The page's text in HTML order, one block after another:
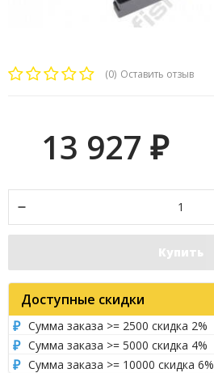
(0) Оставить отзыв
13 927 ₽
Купить
Доступные скидки
Сумма заказа >= 2500 скидка 2%
Сумма заказа >= 5000 скидка 4%
Сумма заказа >= 10000 скидка 6%